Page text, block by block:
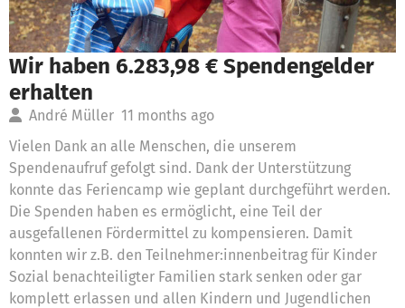
Wir haben 6.283,98 € Spendengelder
erhalten
André Müller 11 months ago
Vielen Dank an alle Menschen, die unserem
Spendenaufruf gefolgt sind. Dank der Unterstützung
konnte das Feriencamp wie geplant durchgeführt werden.
Die Spenden haben es ermöglicht, eine Teil der
ausgefallenen Fördermittel zu kompensieren. Damit
konnten wir z.B. den Teilnehmer:innenbeitrag für Kinder
Sozial benachteiligter Familien stark senken oder gar
komplett erlassen und allen Kindern und Jugendlichen